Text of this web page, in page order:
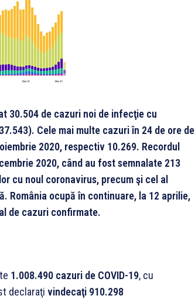
30.504 de cazuri noi de infecţie cu
Cele mai multe cazuri în 24 de ore de
2020, respectiv 10.269. Recordul
2020, când au fost semnalate 213
cu noul coronavirus, precum şi cel al
România ocupă în continuare, la 12 aprilie,
de cazuri confirmate.
1.008.490 cazuri de COVID-19, cu
declaraţi vindecaţi 910.298